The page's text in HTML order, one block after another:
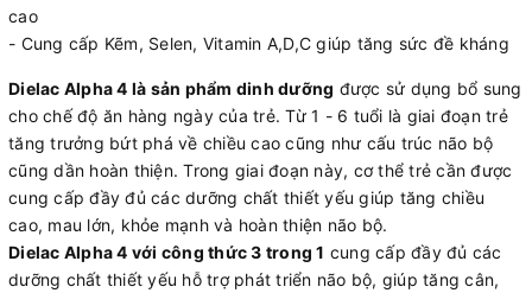
cao
- Cung cấp Kẽm, Selen, Vitamin A,D,C giúp tăng sức đề kháng
Dielac Alpha 4 là sản phẩm dinh dưỡng được sử dụng bổ sung
cho chế độ ăn hàng ngày của trẻ. Từ 1 - 6 tuổi là giai đoạn trẻ
tăng trưởng bứt phá về chiều cao cũng như cấu trúc não bộ
cũng dần hoàn thiện. Trong giai đoạn này, cơ thể trẻ cần được
cung cấp đầy đủ các dưỡng chất thiết yếu giúp tăng chiều
cao, mau lớn, khỏe mạnh và hoàn thiện não bộ.
Dielac Alpha 4 với công thức 3 trong 1 cung cấp đầy đủ các
dưỡng chất thiết yếu hỗ trợ phát triển não bộ, giúp tăng cân,